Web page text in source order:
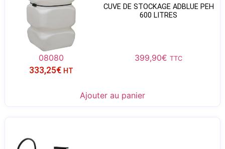
CUVE DE STOCKAGE ADBLUE PEH
600 LITRES
08080 399,90€ TTC
333,25€ HT
Ajouter au panier